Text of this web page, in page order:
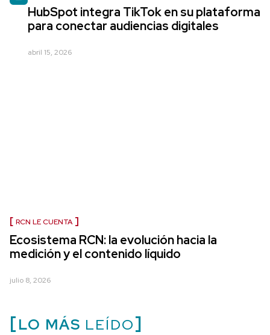
HubSpot integra TikTok en su plataforma
para conectar audiencias digitales
abril 15, 2026
RCN LE CUENTA
Ecosistema RCN: la evolución hacia la
medición y el contenido líquido
julio 8, 2026
LO MÁS LEÍDO